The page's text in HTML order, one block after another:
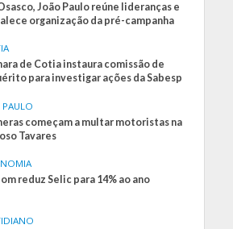
João Paulo reúne lideranças e
organização da pré-campanha
de Cotia instaura comissão de
para investigar ações da Sabesp
PAULO
começam a multar motoristas na
Tavares
reduz Selic para 14% ao ano